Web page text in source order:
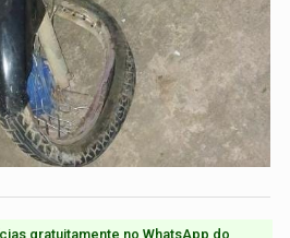
gratuitamente no WhatsApp do